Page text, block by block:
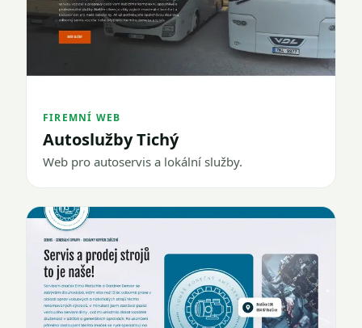
FIREMNÍ WEB
Autoslužby Tichý
Web pro autoservis a lokální služby.